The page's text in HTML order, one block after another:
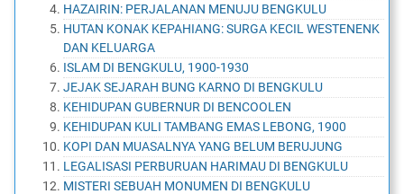
HAZAIRIN: PERJALANAN MENUJU BENGKULU
HUTAN KONAK KEPAHIANG: SURGA KECIL WESTENENK
DAN KELUARGA
ISLAM DI BENGKULU, 1900-1930
JEJAK SEJARAH BUNG KARNO DI BENGKULU
KEHIDUPAN GUBERNUR DI BENCOOLEN
KEHIDUPAN KULI TAMBANG EMAS LEBONG, 1900
KOPI DAN MUASALNYA YANG BELUM BERUJUNG
LEGALISASI PERBURUAN HARIMAU DI BENGKULU
MISTERI SEBUAH MONUMEN DI BENGKULU